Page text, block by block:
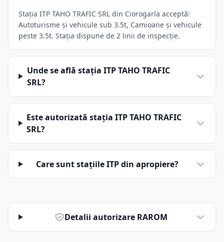
Stația ITP TAHO TRAFIC SRL din Ciorogarla acceptă:
Autoturisme și vehicule sub 3.5t, Camioane și vehicule
peste 3.5t. Stația dispune de 2 linii de inspecție.
Unde se află stația ITP TAHO TRAFIC
SRL?
Este autorizată stația ITP TAHO TRAFIC
SRL?
Care sunt stațiile ITP din apropiere?
Detalii autorizare RAROM